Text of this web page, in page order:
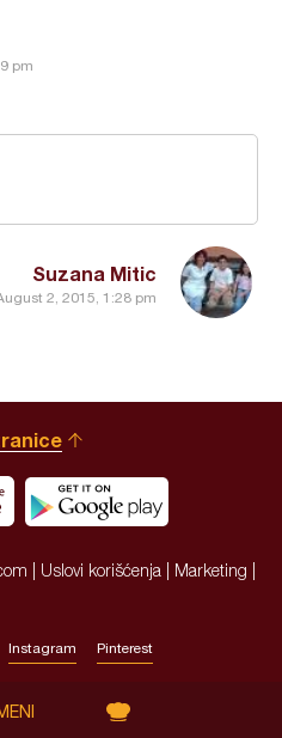
pm
Suzana Mitic
2, 2015, 1:28 pm
| Uslovi korišćenja Marketing
Instagram Pinterest